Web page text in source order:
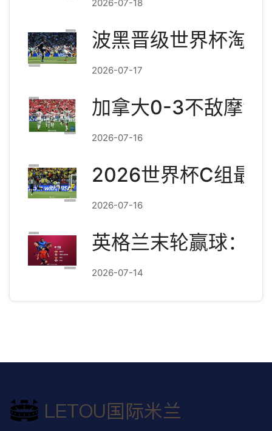
2026-07-18
波黑晋级世界杯淘
2026-07-17
加拿大0-3不敌摩洛
2026-07-16
2026世界杯C组最
2026-07-16
英格兰末轮赢球：
2026-07-14